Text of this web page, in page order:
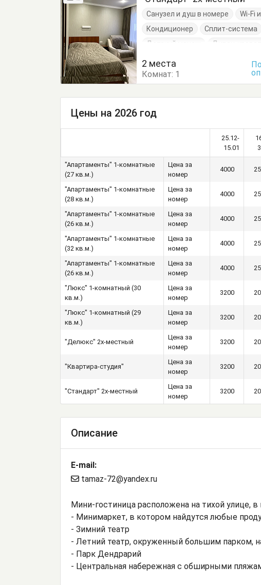
Санузел и душ в номере Wi-Fi
Кондиционер
Сплит-система
Детский манеж
Диван-
2 места
Комнат: 1
Цены на 2026 год
25.12-
15.01
"Апартаменты" 1-комнатные
(27 кв.м.)
Цена за
номер
4000
"Апартаменты" 1-комнатные
(28 кв.м.)
Цена за
номер
4000
"Апартаменты" 1-комнатные
(26 кв.м.)
Цена за
номер
4000
"Апартаменты" 1-комнатные
(32 кв.м.)
Цена за
номер
4000
"Апартаменты" 1-комнатные
(26 кв.м.)
Цена за
номер
4000
"Люкс" 1-комнатный (30
кв.м.)
Цена за
номер
3200
"Люкс" 1-комнатный (29
кв.м.)
Цена за
номер
3200
"Делюкс" 2х-местный
Цена за
номер
3200
"Квартира-студия"
Цена за
номер
3200
"Стандарт" 2х-местный
Цена за
номер
3200
Описание
E-mail:
tamaz-72@yandex.ru
Мини-гостиница расположена на тихой улице,
- Минимаркет, в котором найдутся любые
- Зимний театр
- Летний театр, окруженный большим парком,
- Парк Дендрарий
- Центральная набережная с обширными